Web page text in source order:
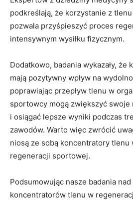
⁢podkreślają, że korzystanie z
pozwala‍ przyśpieszyć ⁣proces
intensywnym ‌wysiłku fizycznym.
Dodatkowo, badania wykazały, że
mają pozytywny⁢ wpływ na
poprawiając przepływ tlenu w
sportowcy mogą zwiększyć swoje
i osiągać lepsze wyniki podczas
‍zawodów. Warto więc zwrócić
niosą ze sobą koncentratory tlenu
‌regeneracji sportowej.
Podsumowując nasze ⁣badania
koncentratorów tlenu⁢ w​